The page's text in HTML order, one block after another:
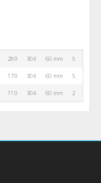
289 304 60 mm 5
179 304 60 mm 5
110 304 60 mm 2